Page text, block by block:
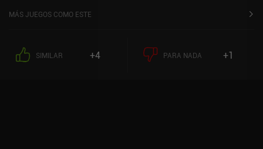
MÁS JUEGOS COMO ESTE
SIMILAR +4 PARA NADA +1